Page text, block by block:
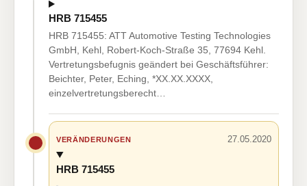
HRB 715455
HRB 715455: ATT Automotive Testing Technologies
GmbH, Kehl, Robert-Koch-Straße 35, 77694 Kehl.
Vertretungsbefugnis geändert bei Geschäftsführer:
Beichter, Peter, Eching, *XX.XX.XXXX,
einzelvertretungsberecht…
VERÄNDERUNGEN 27.05.2020
HRB 715455